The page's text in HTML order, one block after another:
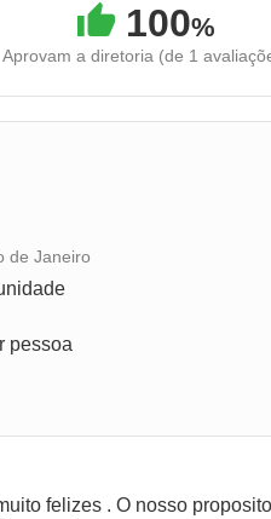
100%
Aprovam a diretoria (de 1
com a vida familiar
de Janeiro
pessoa
felizes . O nosso